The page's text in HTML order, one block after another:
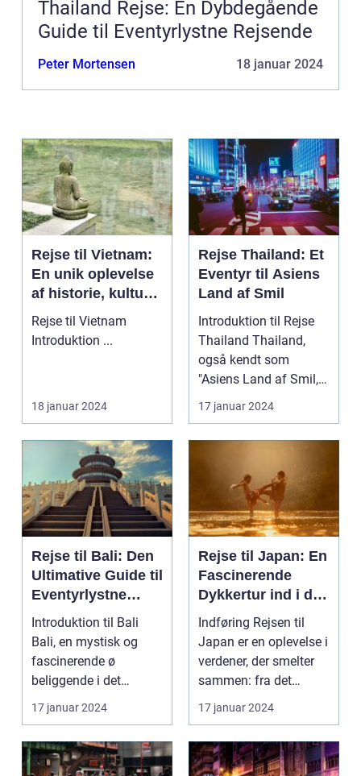
Thailand Rejse: En Dybdegående
Guide til Eventyrlystne Rejsende
Peter Mortensen 18 januar 2024
Rejse til Vietnam:
En unik oplevelse
af historie, kultur
og naturskønhed
Rejse til Vietnam
Introduktion ...
18 januar 2024
Rejse Thailand: Et
Eventyr til Asiens
Land af Smil
Introduktion til Rejse
Thailand Thailand,
også kendt som
"Asiens Land af Smil,"
er en destination m...
17 januar 2024
Rejse til Bali: Den
Ultimative Guide til
Eventyrlystne
Rejsende
Introduktion til Bali
Bali, en mystisk og
fascinerende ø
beliggende i det
smukke Indonesien,
har læ...
17 januar 2024
Rejse til Japan: En
Fascinerende
Dykkertur ind i det
Kejserlige Øst
Indføring Rejsen til
Japan er en oplevelse i
verdener, der smelter
sammen: fra det
traditionelle ti...
17 januar 2024